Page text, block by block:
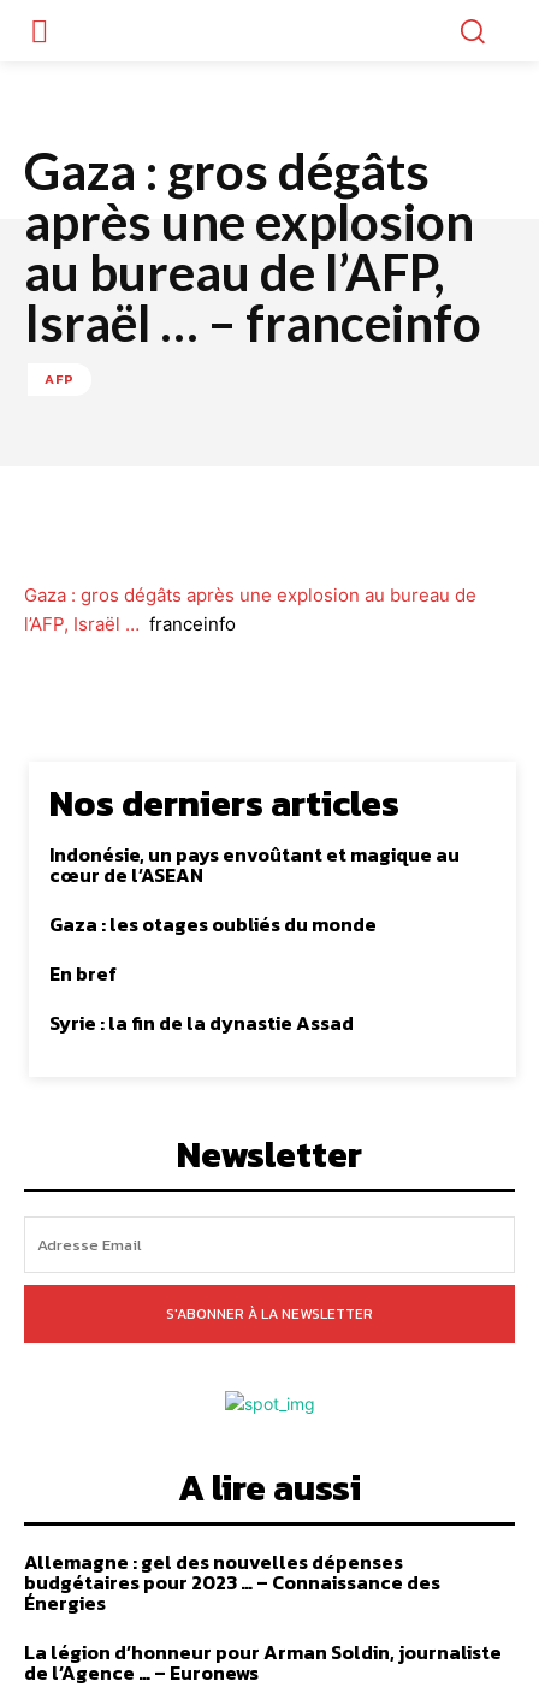
Gaza : gros dégâts
après une explosion
au bureau de l’AFP,
Israël … – franceinfo
AFP
Gaza : gros dégâts après une explosion au bureau de
l’AFP, Israël … franceinfo
Nos derniers articles
Indonésie, un pays envoûtant et magique au
cœur de l’ASEAN
Gaza : les otages oubliés du monde
En bref
Syrie : la fin de la dynastie Assad
Newsletter
S'ABONNER À LA NEWSLETTER
A lire aussi
Allemagne : gel des nouvelles dépenses
budgétaires pour 2023 … – Connaissance des
Énergies
La légion d’honneur pour Arman Soldin, journaliste
de l’Agence … – Euronews